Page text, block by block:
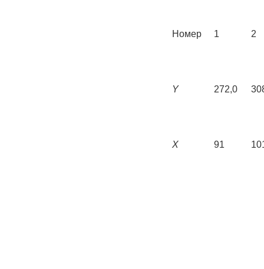
Номер 1 2
Y 272,0
X 91